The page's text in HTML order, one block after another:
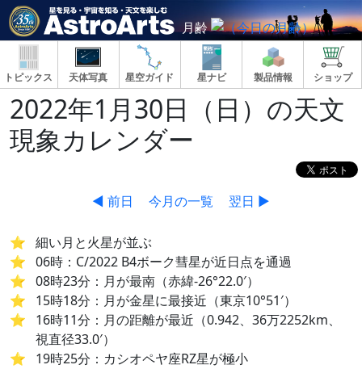
月齢
トピックス 天体写真 星空ガイド 星ナビ 製品情報 ショップ
2022年1月30日（日）の天文
現象カレンダー
◀ 前日 今月の一覧 翌日 ▶
細い月と火星が並ぶ
06時：C/2022 B4ボーク彗星が近日点を通過
08時23分：月が最南（赤緯-26°22.0′）
15時18分：月が金星に最接近（東京10°51′）
16時11分：月の距離が最近（0.942、36万2252km、
視直径33.0′）
19時25分：カシオペヤ座RZ星が極小